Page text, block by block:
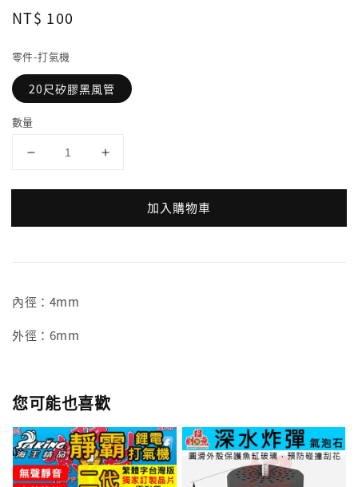
Regular
NT$ 100
零件-打氣機
20尺矽膠黑風管
數量
加入購物車
內徑：4mm
外徑：6mm
您可能也喜歡